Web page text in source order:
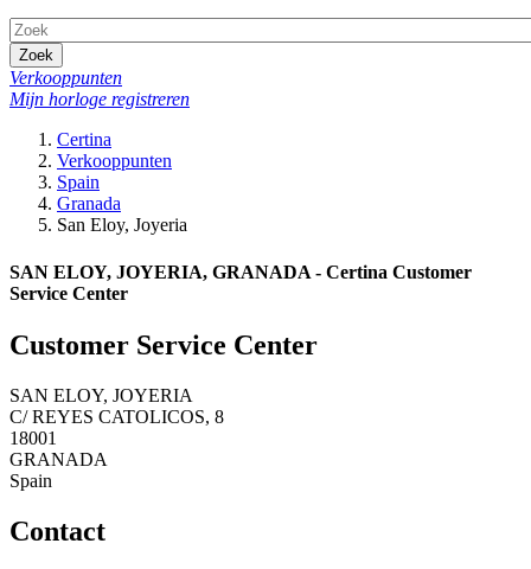
Zoek
Verkooppunten
Mijn horloge registreren
Certina
Verkooppunten
Spain
Granada
San Eloy, Joyeria
SAN ELOY, JOYERIA, GRANADA - Certina Customer
Service Center
Customer Service Center
SAN ELOY, JOYERIA
C/ REYES CATOLICOS, 8
18001
GRANADA
Spain
Contact